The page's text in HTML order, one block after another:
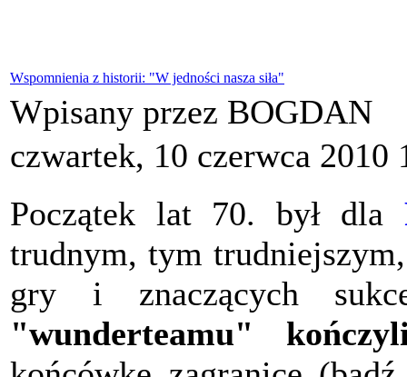
Wspomnienia z historii: "W jedności nasza siła"
Wpisany przez BOGDAN
czwartek, 10 czerwca 2010
Początek lat 70. był dla
trudnym, tym trudniejszym,
gry i znaczących
"wunderteamu"